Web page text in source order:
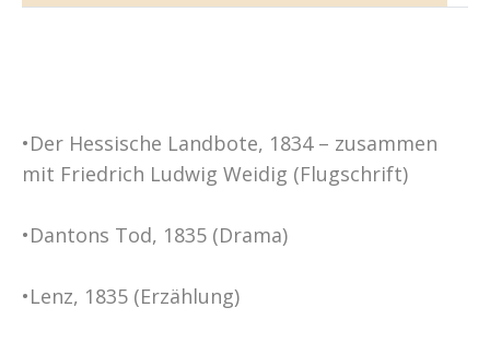
•Der Hessische Landbote, 1834 – zusammen
mit Friedrich Ludwig Weidig (Flugschrift)
•Dantons Tod, 1835 (Drama)
•Lenz, 1835 (Erzählung)